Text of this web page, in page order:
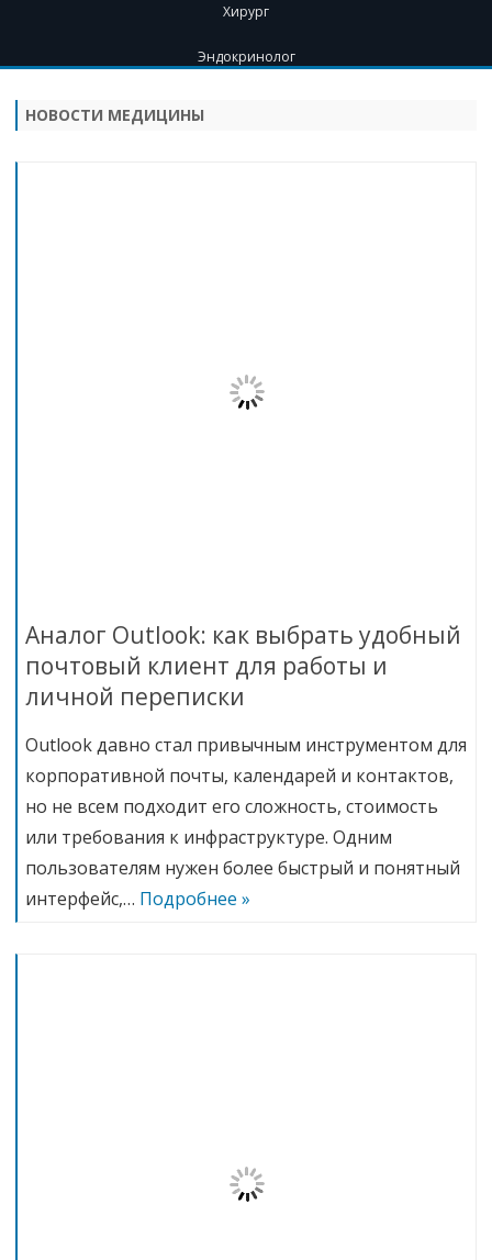
Хирург
Эндокринолог
Перейти
НОВОСТИ МЕДИЦИНЫ
Аналог Outlook: как выбрать удобный
почтовый клиент для работы и
личной переписки
Outlook давно стал привычным инструментом для
корпоративной почты, календарей и контактов,
но не всем подходит его сложность, стоимость
или требования к инфраструктуре. Одним
пользователям нужен более быстрый и понятный
интерфейс,… Подробнее »